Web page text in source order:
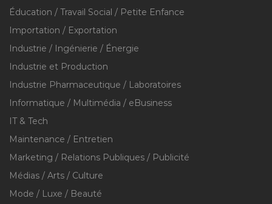
Éducation / Travail Social / Petite Enfance
Importation / Exportation
Industrie / Ingénierie / Énergie
Industrie et Production
Industrie Pharmaceutique / Laboratoires
Informatique / Multimédia / eBusiness
IT & Tech
Maintenance / Entretien
Marketing / Relations Publiques / Publicité
Médias / Arts / Culture
Mode / Luxe / Beauté